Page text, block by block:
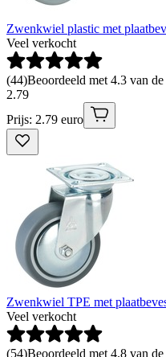
Zwenkwiel plastic met
Veel verkocht
(44)Beoordeeld met 4.3 van
2.79
Prijs: 2.79 euro
Zwenkwiel TPE met
Veel verkocht
(54)Beoordeeld met 4.8 van